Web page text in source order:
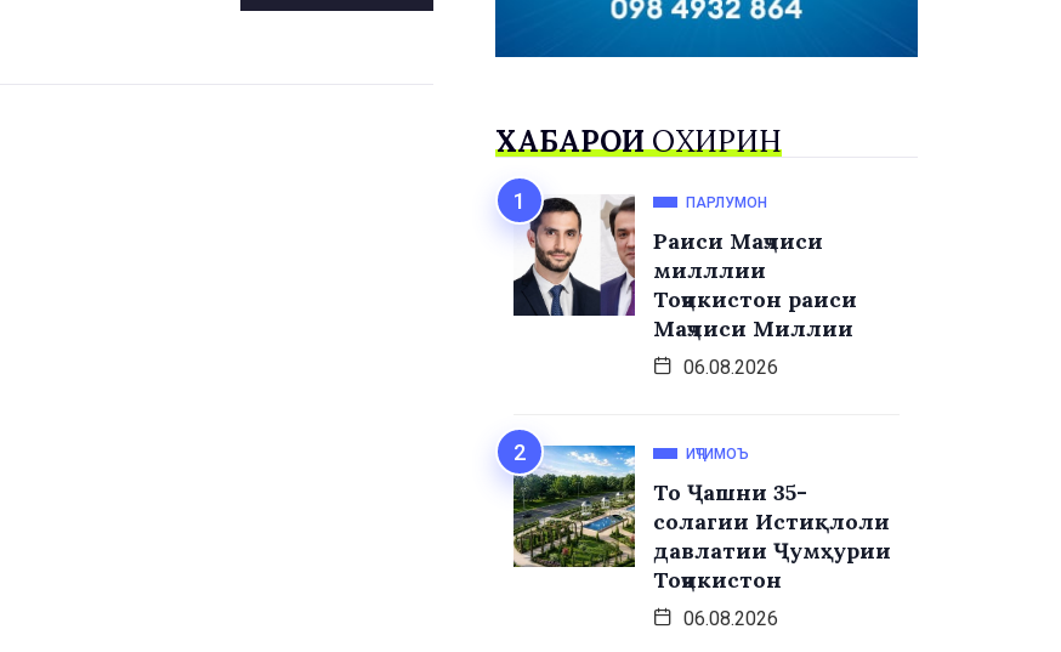
ХАБАРҲОИОХИРИН
ПАРЛУМОН
Раиси Маҷлиси
милллии
Тоҷикистон раиси
Маҷлиси Миллии
06.08.2026
ИҶТИМОЪ
То Ҷашни 35-
солагии Истиқлоли
давлатии Ҷумҳурии
Тоҷикистон
06.08.2026